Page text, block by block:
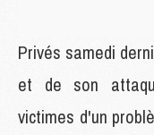
Privés samedi
et de son
victimes d'un